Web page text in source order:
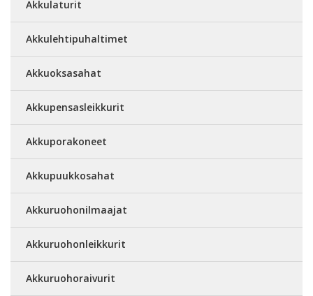
Akkulaturit
Akkulehtipuhaltimet
Akkuoksasahat
Akkupensasleikkurit
Akkuporakoneet
Akkupuukkosahat
Akkuruohonilmaajat
Akkuruohonleikkurit
Akkuruohoraivurit